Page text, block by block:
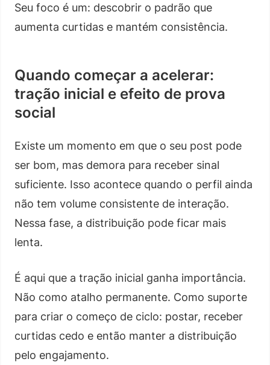
Seu foco é um: descobrir o padrão que
aumenta curtidas e mantém consistência.
Quando começar a acelerar:
tração inicial e efeito de prova
social
Existe um momento em que o seu post pode
ser bom, mas demora para receber sinal
suficiente. Isso acontece quando o perfil ainda
não tem volume consistente de interação.
Nessa fase, a distribuição pode ficar mais
lenta.
É aqui que a tração inicial ganha importância.
Não como atalho permanente. Como suporte
para criar o começo de ciclo: postar, receber
curtidas cedo e então manter a distribuição
pelo engajamento.